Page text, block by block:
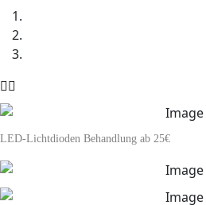
LED-Lichtdioden Behandlung ab 25€